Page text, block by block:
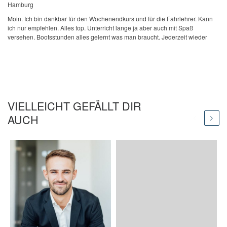
Hamburg
Moin. Ich bin dankbar für den Wochenendkurs und für die Fahrlehrer. Kann
ich nur empfehlen. Alles top. Unterricht lange ja aber auch mit Spaß
versehen. Bootsstunden alles gelernt was man braucht. Jederzeit wieder
VIELLEICHT GEFÄLLT DIR
AUCH